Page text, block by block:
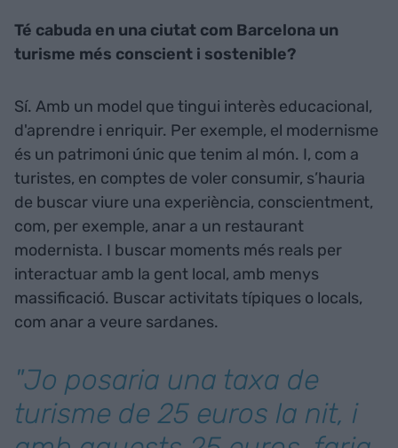
Té cabuda en una ciutat com Barcelona un
turisme més conscient i sostenible?
Sí. Amb un model que tingui interès educacional,
d'aprendre i enriquir. Per exemple, el modernisme
és un patrimoni únic que tenim al món. I, com a
turistes, en comptes de voler consumir, s’hauria
de buscar viure una experiència, conscientment,
com, per exemple, anar a un restaurant
modernista. I buscar moments més reals per
interactuar amb la gent local, amb menys
massificació. Buscar activitats típiques o locals,
com anar a veure sardanes.
"Jo posaria una taxa de
turisme de 25 euros la nit, i